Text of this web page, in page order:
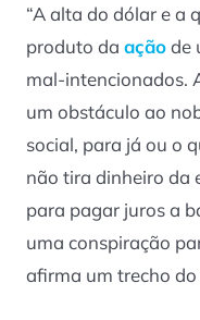
“A alta do dólar e a
produto da açãode
mal-intencionados.
um obstáculo ao
social, para já ou o
não tira dinheiro da
para pagar juros a
uma conspiração
afirma um trecho do